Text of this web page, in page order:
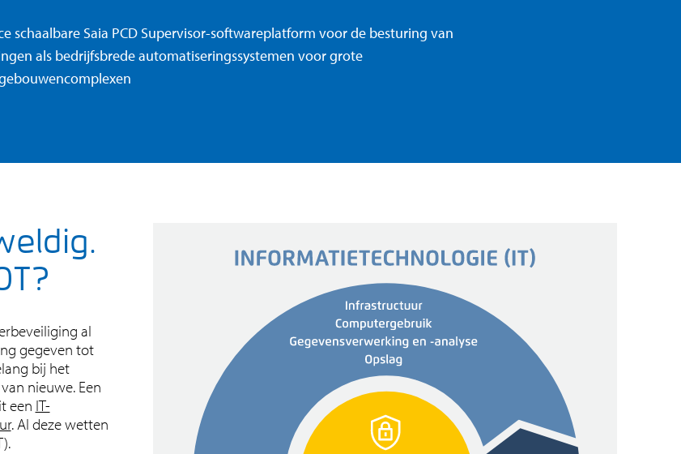
schaalbare Saia PCD Supervisor-softwareplatform voor de besturing van
als bedrijfsbrede automatiseringssystemen voor grote
al
gegeven tot
bij het
nieuwe. Een
een IT-
. Al deze wetten